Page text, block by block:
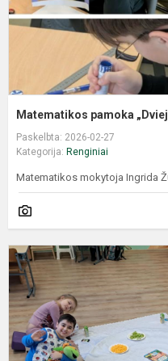
Matematikos pamoka
Paskelbta: 2026-02-27
Kategorija: Renginiai
Matematikos mokytoja Ingrida